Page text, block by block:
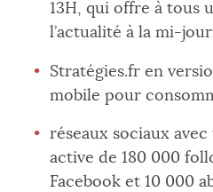
13H, qui offre à tous
l’actualité à la mi-
Stratégies.fr en
mobile pour
réseaux sociaux
active de 180 000
Facebook et 10 000